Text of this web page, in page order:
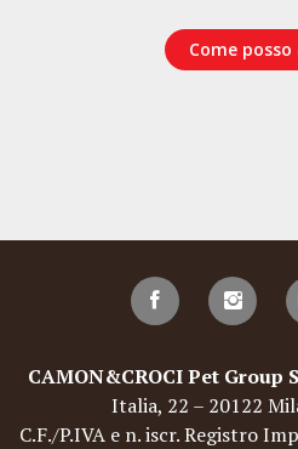
Come
CAMON&CROCI Pet Group
Italia, 22 – 20122
C.F./P.IVA e n. iscr. Registro